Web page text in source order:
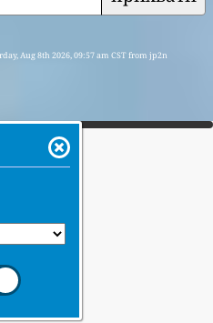
Aug 8th 2026, 09:57 am CST from jp2n